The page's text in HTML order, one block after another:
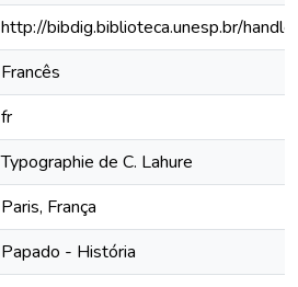
http://bibdig.biblioteca.unesp.br/
Francês
fr
Typographie de C. Lahure
Paris, França
Papado - História